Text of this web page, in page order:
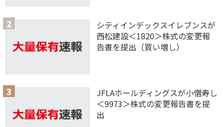
シティインデックスイレブンスが
西松建設＜1820＞株式の変更報
告書を提出（買い増し）
JFLAホールディングスが小僧寿し
＜9973＞株式の変更報告書を提
出